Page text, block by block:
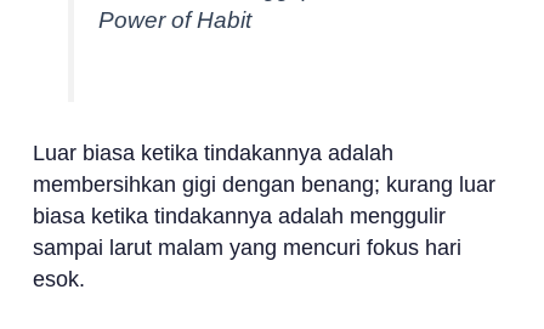
Power of Habit
Luar biasa ketika tindakannya adalah
membersihkan gigi dengan benang; kurang luar
biasa ketika tindakannya adalah menggulir
sampai larut malam yang mencuri fokus hari
esok.